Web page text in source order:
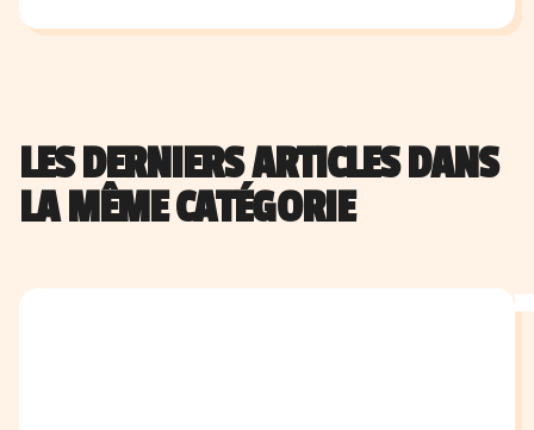
LES DERNIERS ARTICLES DANS
LA MÊME CATÉGORIE